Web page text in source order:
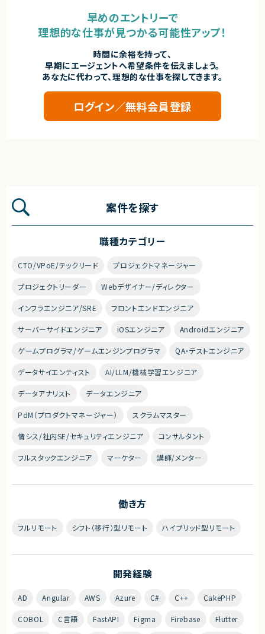
早めのエントリーで
理想的な仕事が見つかる可能性アップ！
時間に余裕を持って、
早期にエージェントへ希望条件を伝えましょう。
あなたに代わって、理想的な仕事を探してきます。
ログイン／無料会員登録
案件を探す
職種カテゴリー
CTO/VPoE/テックリード プロジェクトマネージャー
プロジェクトリーダー Webデザイナー/ディレクター
インフラエンジニア/SRE フロントエンドエンジニア
サーバーサイドエンジニア iOSエンジニア Androidエンジニア
ゲームプログラマ/ゲームエンジンプログラマ QA・テストエンジニア
データサイエンティスト AI/LLM/機械学習エンジニア
データアナリスト データエンジニア
PdM（プロダクトマネージャー） スクラムマスター
情シス/社内SE/セキュリティエンジニア コンサルタント
フルスタックエンジニア マーケター 講師/メンター
働き方
フルリモート シフト（移行）型リモート ハイブリッド型リモート
開発経験
AD Angular AWS Azure C# C++ CakePHP
COBOL C言語 FastAPI Figma Firebase Flutter